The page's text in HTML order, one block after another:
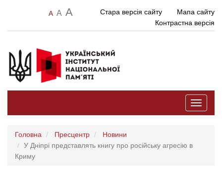
A A A Стара версія сайту
Мапа сайту
Контрастна версія
Toggle
Головна Пресцентр
Новини
У Дніпрі представлять книгу про російську агресію в
Криму